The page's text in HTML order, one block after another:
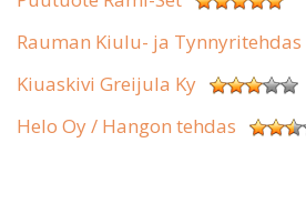
Rauman Kiulu- ja Tynnyritehdas
Kiuaskivi Greijula Ky
Helo Oy / Hangon tehdas